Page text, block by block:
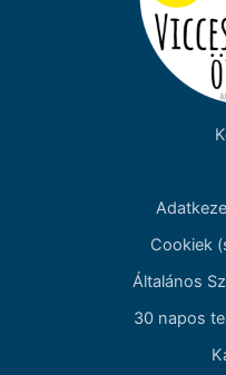
Cookiek
Általános
30 napos